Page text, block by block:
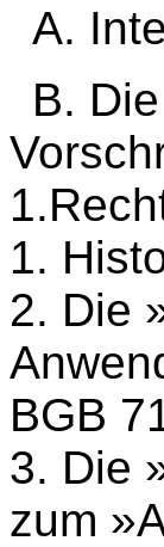
A.
B.
1.
2. Die
BGB
3. Die
zum